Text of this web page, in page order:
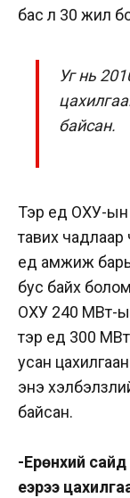
бас л 30 жил
Уг нь
байсан.
Тэр үед ОХУ-
тавих
үед амжиж
бус байх
ОХУ 240 МВт-
тэр үед 300
усан
энэ
байсан.
-Ерөнхий
үеэрээ